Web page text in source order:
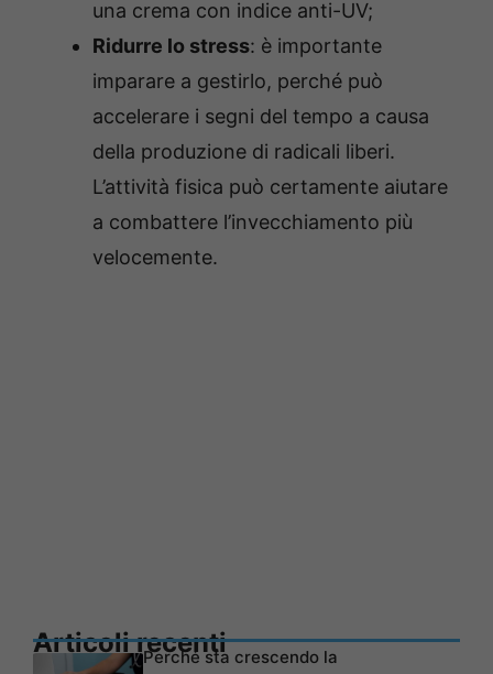
una crema con indice anti-UV;
Ridurre lo stress: è importante
imparare a gestirlo, perché può
accelerare i segni del tempo a causa
della produzione di radicali liberi.
L’attività fisica può certamente aiutare
a combattere l’invecchiamento più
velocemente.
Articoli recentiPerché sta crescendo la